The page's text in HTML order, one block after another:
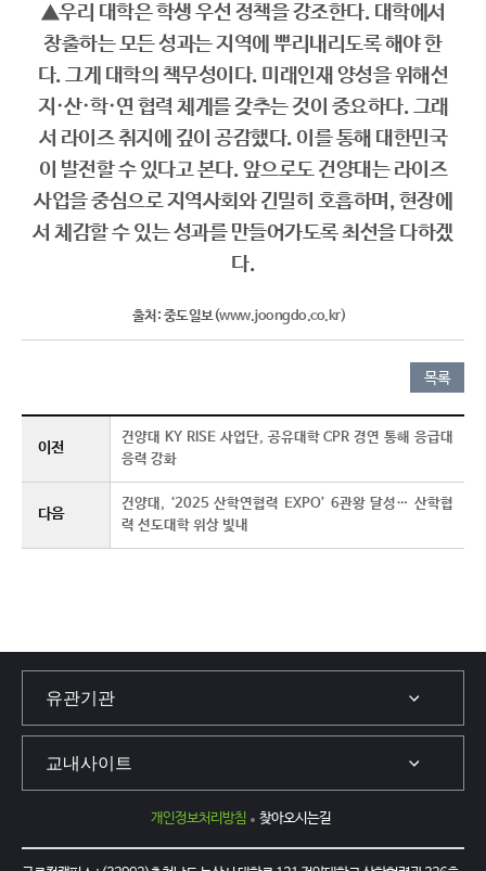
▲우리 대학은 학생 우선 정책을 강조한다. 대학에서
창출하는 모든 성과는 지역에 뿌리내리도록 해야 한
다. 그게 대학의 책무성이다. 미래인재 양성을 위해선
지·산·학·연 협력 체계를 갖추는 것이 중요하다. 그래
서 라이즈 취지에 깊이 공감했다. 이를 통해 대한민국
이 발전할 수 있다고 본다. 앞으로도 건양대는 라이즈
사업을 중심으로 지역사회와 긴밀히 호흡하며, 현장에
서 체감할 수 있는 성과를 만들어가도록 최선을 다하겠
다.
출처: 중도일보(www.joongdo.co.kr)
목록
이전
건양대 KY RISE 사업단, 공유대학 CPR 경연 통해 응급대
응력 강화
다음
건양대, ‘2025 산학연협력 EXPO’ 6관왕 달성… 산학협
력 선도대학 위상 빛내
개인정보처리방침 찾아오시는길